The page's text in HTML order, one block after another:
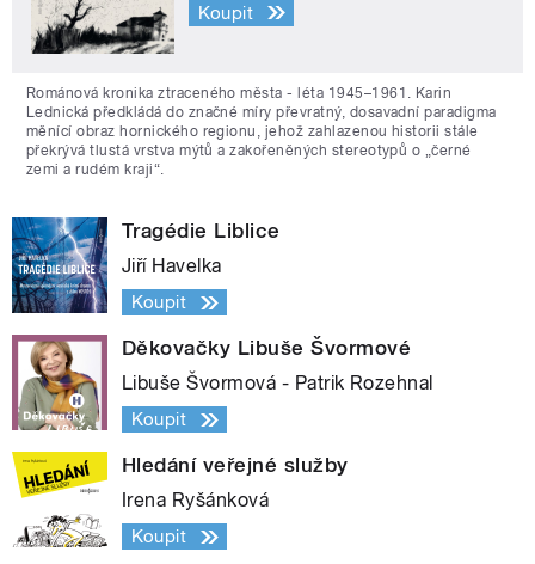
Koupit
Románová kronika ztraceného města - léta 1945–1961. Karin
Lednická předkládá do značné míry převratný, dosavadní paradigma
měnící obraz hornického regionu, jehož zahlazenou historii stále
překrývá tlustá vrstva mýtů a zakořeněných stereotypů o „černé
zemi a rudém kraji“.
Tragédie Liblice
Jiří Havelka
Koupit
Děkovačky Libuše Švormové
Libuše Švormová - Patrik Rozehnal
Koupit
Hledání veřejné služby
Irena Ryšánková
Koupit